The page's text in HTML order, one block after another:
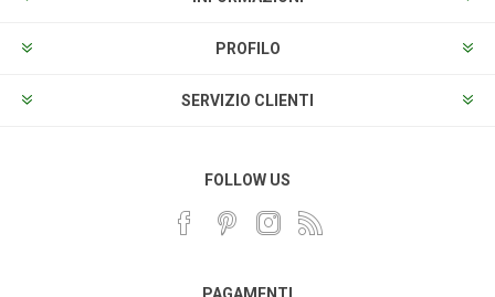
PROFILO
SERVIZIO CLIENTI
FOLLOW US